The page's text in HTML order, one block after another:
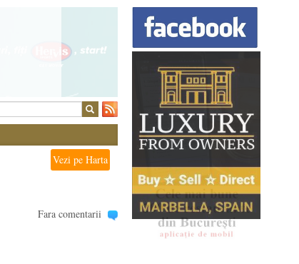
Vezi pe Harta
Fara comentarii